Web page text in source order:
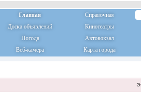
Главная
Справочная
Доска объявлений
Кинотеатры
Погода
Автовокзал
Веб-камера
Карта города